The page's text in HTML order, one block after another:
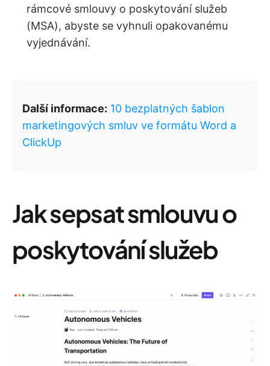
rámcové smlouvy o poskytování služeb
(MSA), abyste se vyhnuli opakovanému
vyjednávání.
Další informace: 10 bezplatných šablon
marketingových smluv ve formátu Word a
ClickUp
Jak sepsat smlouvu o
poskytování služeb